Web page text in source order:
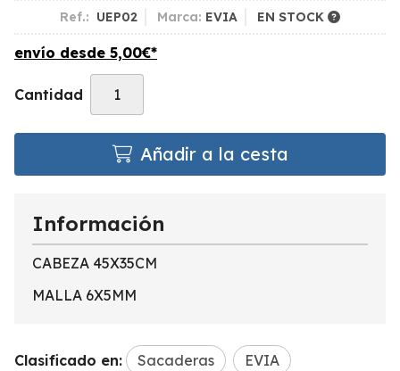
Ref.: UEP02 Marca: EVIA EN STOCK
envío desde 5,00€*
Cantidad
Añadir a la cesta
Información
CABEZA 45X35CM
MALLA 6X5MM
Clasificado en: Sacaderas EVIA